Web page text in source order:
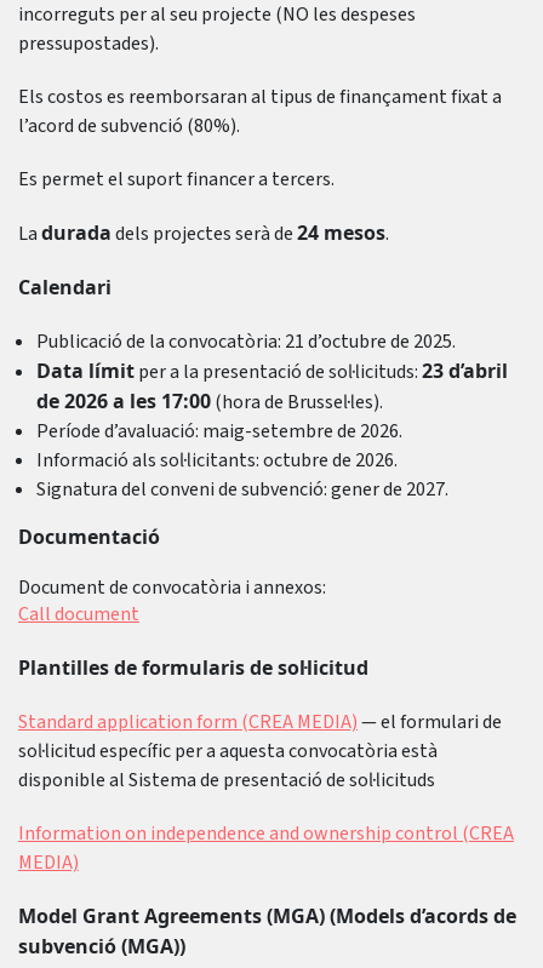
incorreguts per al seu projecte (NO les despeses
pressupostades).
Els costos es reemborsaran al tipus de finançament fixat a
l’acord de subvenció (80%).
Es permet el suport financer a tercers.
Laduradadels projectes serà de24 mesos.
Calendari
Publicació de la convocatòria: 21 d’octubre de 2025.
Data límitper a la presentació de sol·licituds:23 d’abril
de 2026 a les 17:00(hora de Brussel·les).
Període d’avaluació: maig-setembre de 2026.
Informació als sol·licitants: octubre de 2026.
Signatura del conveni de subvenció: gener de 2027.
Documentació
Document de convocatòria i annexos:
Call document
Plantilles de formularis de sol·licitud
Standard application form (CREA MEDIA)— el formulari de
sol·licitud específic per a aquesta convocatòria està
disponible al Sistema de presentació de sol·licituds
Information on independence and ownership control (CREA
MEDIA)
Model Grant Agreements (MGA) (Models d’acords de
subvenció (MGA))